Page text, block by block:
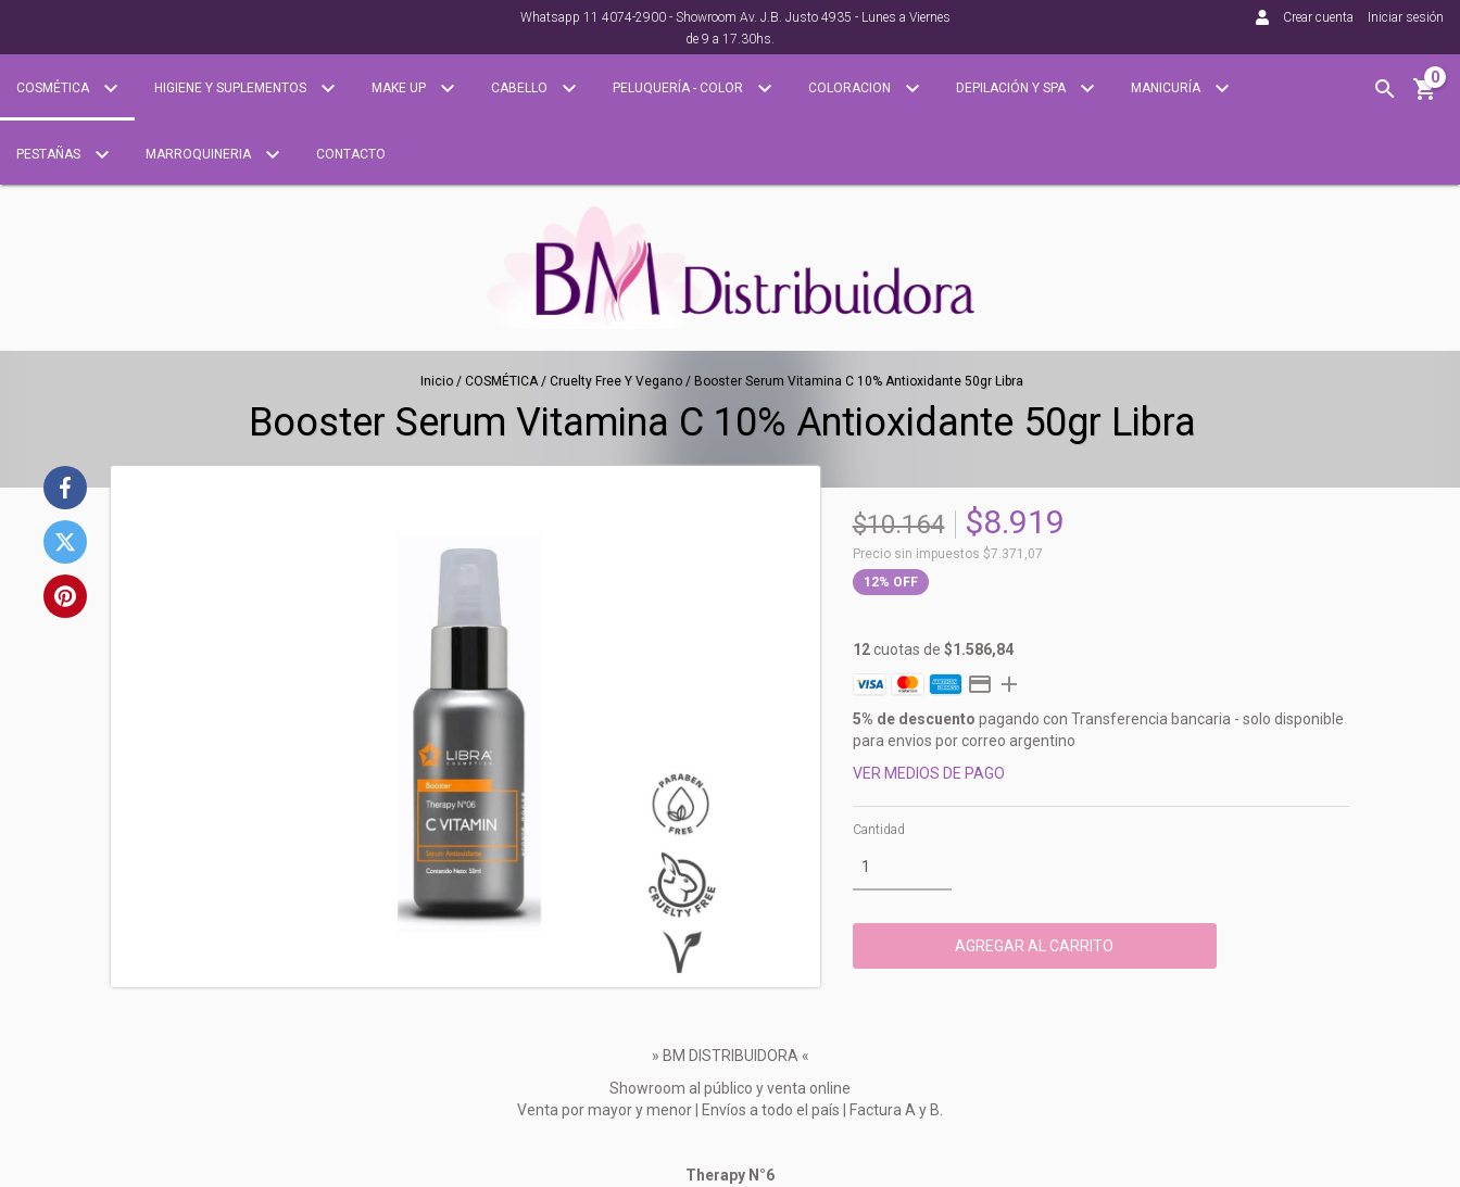
Whatsapp 11 4074-2900 - Showroom Av. J.B. Justo 4935 - Lunes a Viernes
de 9 a 17.30hs.
Crear cuenta Iniciar sesión
COSMÉTICA HIGIENE Y SUPLEMENTOS MAKE UP CABELLO PELUQUERÍA - COLOR COLORACION DEPILACIÓN Y SPA MANICURÍA
PESTAÑAS MARROQUINERIA CONTACTO
0
Inicio / COSMÉTICA / Cruelty Free Y Vegano / Booster Serum Vitamina C 10% Antioxidante 50gr Libra
Booster Serum Vitamina C 10% Antioxidante 50gr Libra
$10.164 $8.919
Precio sin impuestos $7.371,07
12% OFF
12cuotas de $1.586,84
5% de descuento pagando con Transferencia bancaria - solo disponible
para envios por correo argentino
VER MEDIOS DE PAGO
Cantidad
» BM DISTRIBUIDORA «
Showroom al público y venta online
Venta por mayor y menor | Envíos a todo el país | Factura A y B.
Therapy N°6